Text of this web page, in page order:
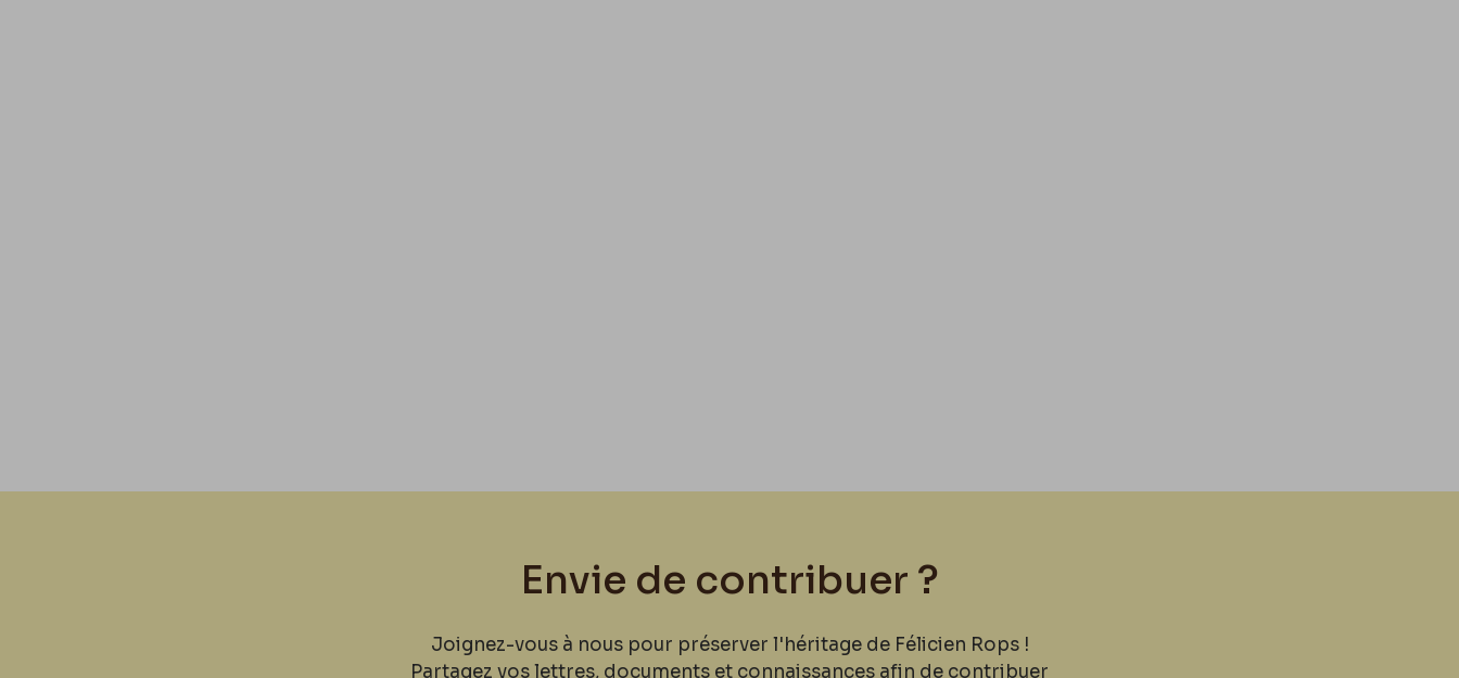
Envie de contribuer ?
Joignez-vous à nous pour préserver l'héritage de Félicien Rops !
Partagez vos lettres, documents et connaissances afin de contribuer